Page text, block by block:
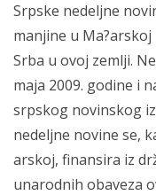
Srpske nedeljne
manjine u
Srba u ovoj zemlji.
maja 2009. godine i
srpskog novinskog
nedeljne novine se,
arskoj, finansira iz
unarodnih obaveza